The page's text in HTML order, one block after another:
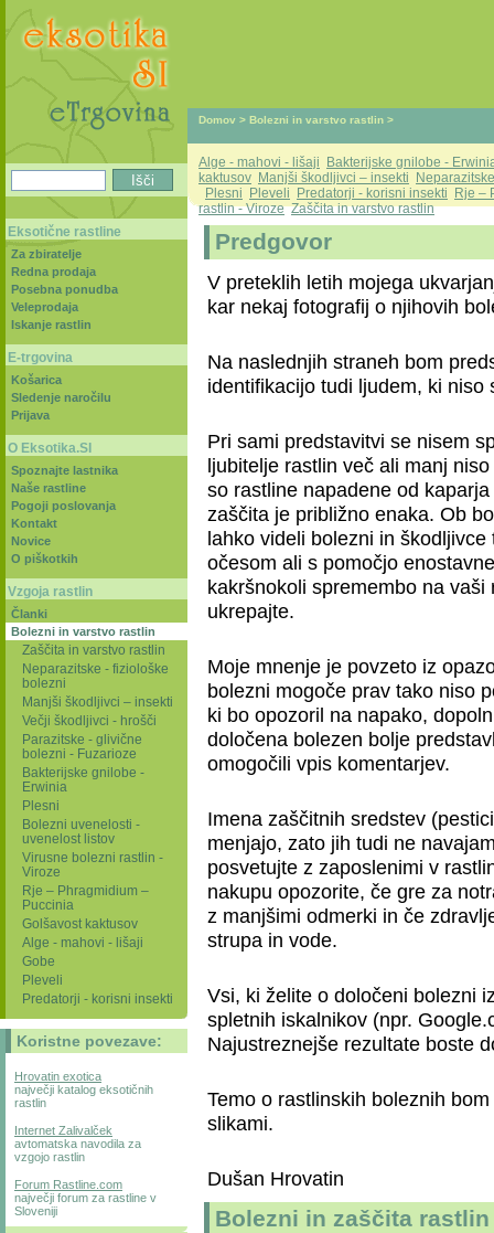
Domov > Bolezni in varstvo rastlin >
Alge - mahovi - lišaji
Bakterijske gnilobe -
kaktusov Manjši škodljivci – insekti
Plesni
Pleveli Predatorji - korisni insekti
Rje –
rastlin - Viroze Zaščita in varstvo rastlin
Predgovor
V preteklih letih mojega
kar nekaj fotografij o njihovih
Na naslednjih straneh bom
identifikacijo tudi ljudem, ki
Pri sami predstavitvi se nisem
ljubitelje rastlin več ali manj
so rastline napadene od
zaščita je približno enaka. Ob
lahko videli bolezni in
očesom ali s pomočjo
kakršnokoli spremembo na
ukrepajte.
Moje mnenje je povzeto iz
bolezni mogoče prav tako niso
ki bo opozoril na napako,
določena bolezen bolje
omogočili vpis komentarjev.
Imena zaščitnih sredstev
menjajo, zato jih tudi ne
posvetujte z zaposlenimi v
nakupu opozorite, če gre za
z manjšimi odmerki in če
strupa in vode.
Vsi, ki želite o določeni bolezni
spletnih iskalnikov (npr.
Najustreznejše rezultate boste
Temo o rastlinskih boleznih
slikami.
Dušan Hrovatin
Bolezni in zaščita rastlin
Eksotične rastline
Za zbiratelje
Redna prodaja
Posebna ponudba
Veleprodaja
Iskanje rastlin
E-trgovina
Košarica
Sledenje naročilu
Prijava
O Eksotika.SI
Spoznajte lastnika
Naše rastline
Pogoji poslovanja
Kontakt
Novice
O piškotkih
Vzgoja rastlin
Članki
Bolezni in varstvo rastlin
Zaščita in varstvo rastlin
Neparazitske - fiziološke
bolezni
Manjši škodljivci – insekti
Večji škodljivci - hrošči
Parazitske - glivične
bolezni - Fuzarioze
Bakterijske gnilobe -
Erwinia
Plesni
Bolezni uvenelosti -
uvenelost listov
Virusne bolezni rastlin -
Viroze
Rje – Phragmidium –
Puccinia
Golšavost kaktusov
Alge - mahovi - lišaji
Gobe
Pleveli
Predatorji - korisni insekti
Koristne povezave:
Hrovatin exotica
največji katalog eksotičnih
rastlin
Internet Zalivalček
avtomatska navodila za
vzgojo rastlin
Forum Rastline.com
največji forum za rastline v
Sloveniji